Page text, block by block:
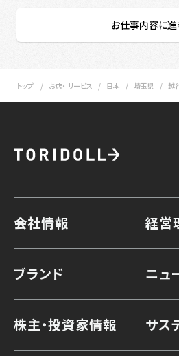
お仕事内容に進
トップ お店・ サービス 日本 埼玉県 越
会社情報 経営
ブランド ニュ
株主・投資家情報 サス